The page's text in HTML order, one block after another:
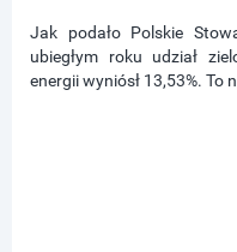
Jak podało Polskie
ubiegłym roku udział
energii wyniósł 13,53%. To